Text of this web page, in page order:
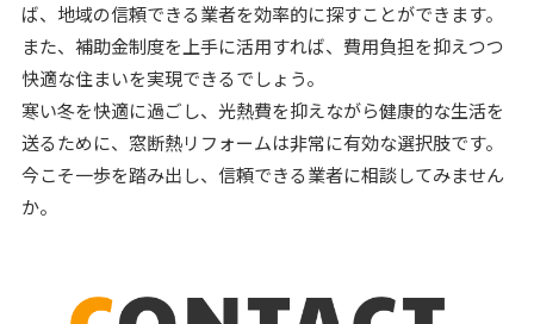
ば、地域の信頼できる業者を効率的に探すことができます。
また、補助金制度を上手に活用すれば、費用負担を抑えつつ
快適な住まいを実現できるでしょう。
寒い冬を快適に過ごし、光熱費を抑えながら健康的な生活を
送るために、窓断熱リフォームは非常に有効な選択肢です。
今こそ一歩を踏み出し、信頼できる業者に相談してみません
か。